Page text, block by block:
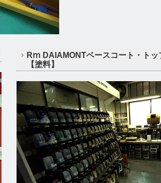
Rⅿ DAIAMONTベースコート・トッ
【塗料】